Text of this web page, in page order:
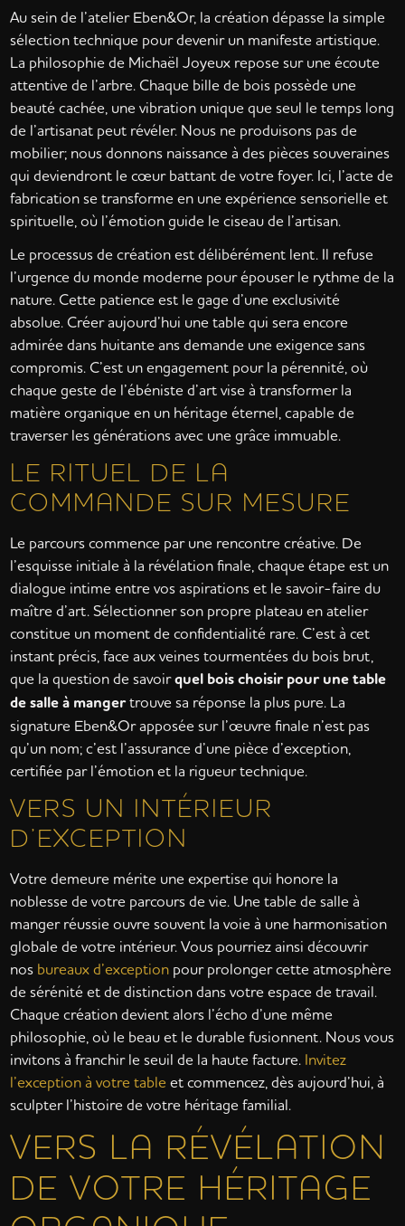
Au sein de l’atelier Eben&Or, la création dépasse la simple
sélection technique pour devenir un manifeste artistique.
La philosophie de Michaël Joyeux repose sur une écoute
attentive de l’arbre. Chaque bille de bois possède une
beauté cachée, une vibration unique que seul le temps long
de l’artisanat peut révéler. Nous ne produisons pas de
mobilier; nous donnons naissance à des pièces souveraines
qui deviendront le cœur battant de votre foyer. Ici, l’acte de
fabrication se transforme en une expérience sensorielle et
spirituelle, où l’émotion guide le ciseau de l’artisan.
Le processus de création est délibérément lent. Il refuse
l’urgence du monde moderne pour épouser le rythme de la
nature. Cette patience est le gage d’une exclusivité
absolue. Créer aujourd’hui une table qui sera encore
admirée dans huitante ans demande une exigence sans
compromis. C’est un engagement pour la pérennité, où
chaque geste de l’ébéniste d’art vise à transformer la
matière organique en un héritage éternel, capable de
traverser les générations avec une grâce immuable.
LE RITUEL DE LA
COMMANDE SUR MESURE
Le parcours commence par une rencontre créative. De
l’esquisse initiale à la révélation finale, chaque étape est un
dialogue intime entre vos aspirations et le savoir-faire du
maître d’art. Sélectionner son propre plateau en atelier
constitue un moment de confidentialité rare. C’est à cet
instant précis, face aux veines tourmentées du bois brut,
que la question de savoirquel bois choisir pour une table
de salle à mangertrouve sa réponse la plus pure. La
signature Eben&Or apposée sur l’œuvre finale n’est pas
qu’un nom; c’est l’assurance d’une pièce d’exception,
certifiée par l’émotion et la rigueur technique.
VERS UN INTÉRIEUR
D’EXCEPTION
Votre demeure mérite une expertise qui honore la
noblesse de votre parcours de vie. Une table de salle à
manger réussie ouvre souvent la voie à une harmonisation
globale de votre intérieur. Vous pourriez ainsi découvrir
nos bureaux d’exception pour prolonger cette atmosphère
de sérénité et de distinction dans votre espace de travail.
Chaque création devient alors l’écho d’une même
philosophie, où le beau et le durable fusionnent. Nous vous
invitons à franchir le seuil de la haute facture. Invitez
l’exception à votre table et commencez, dès aujourd’hui, à
sculpter l’histoire de votre héritage familial.
VERS LA RÉVÉLATION
DE VOTRE HÉRITAGE